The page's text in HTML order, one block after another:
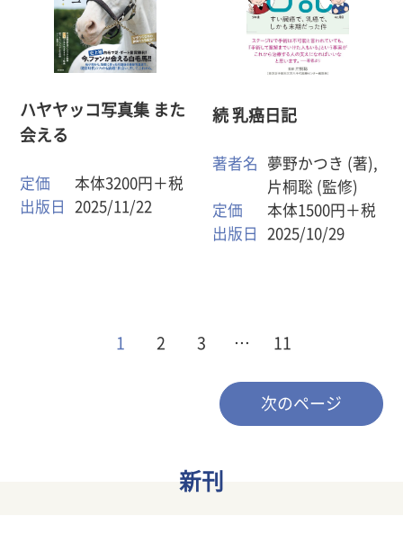
新刊
ハヤヤッコ写真集 また
会える
定価
本体3200円＋税
出版日
2025/11/22
続 乳癌日記
著者名
夢野かつき (著),
片桐聡 (監修)
定価
本体1500円＋税
出版日
2025/10/29
1 2 3 … 11
次のページ